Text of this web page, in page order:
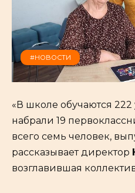
#НОВОСТИ
«В школе обучаются
набрали 19
всего семь человек,
рассказывает директор
возглавившая